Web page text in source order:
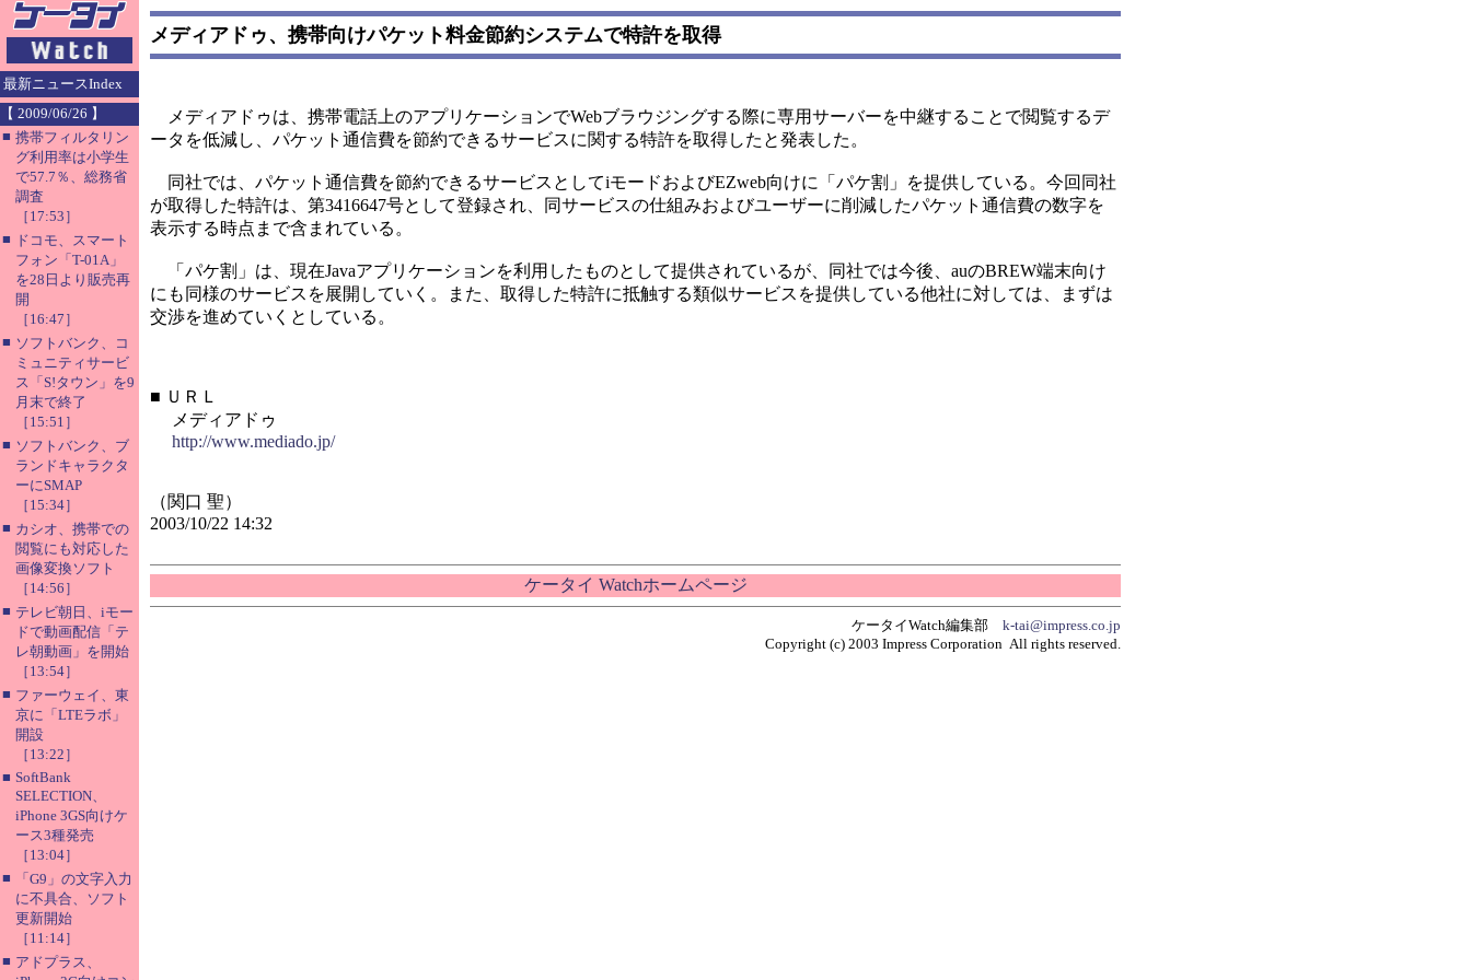
最新ニュースIndex
【 2009/06/26 】
■ 携帯フィルタリン
グ利用率は小学生
で57.7％、総務省
調査
［17:53］
■ ドコモ、スマート
フォン「T-01A」
を28日より販売再
開
［16:47］
■ ソフトバンク、コ
ミュニティサービ
ス「S!タウン」を9
月末で終了
［15:51］
■ ソフトバンク、ブ
ランドキャラクタ
ーにSMAP
［15:34］
■ カシオ、携帯での
閲覧にも対応した
画像変換ソフト
［14:56］
■ テレビ朝日、iモー
ドで動画配信「テ
レ朝動画」を開始
［13:54］
■ ファーウェイ、東
京に「LTEラボ」
開設
［13:22］
■ SoftBank
SELECTION、
iPhone 3GS向けケ
ース3種発売
［13:04］
■
「G9」の文字入力
に不具合、ソフト
更新開始
［11:14］
■ アドプラス、
メディアドゥ、携帯向けパケット料金節約システムで特許を取得
メディアドゥは、携帯電話上のアプリケーションでWebブラウジングする際に専用サーバーを中継することで閲覧するデ
ータを低減し、パケット通信費を節約できるサービスに関する特許を取得したと発表した。
同社では、パケット通信費を節約できるサービスとしてiモードおよびEZweb向けに「パケ割」を提供している。今回同社
が取得した特許は、第3416647号として登録され、同サービスの仕組みおよびユーザーに削減したパケット通信費の数字を
表示する時点まで含まれている。
「パケ割」は、現在Javaアプリケーションを利用したものとして提供されているが、同社では今後、auのBREW端末向け
にも同様のサービスを展開していく。また、取得した特許に抵触する類似サービスを提供している他社に対しては、まずは
交渉を進めていくとしている。
■ ＵＲＬ
メディアドゥ
http://www.mediado.jp/
（関口 聖）
2003/10/22 14:32
ケータイ Watchホームページ
ケータイWatch編集部 k-tai@impress.co.jp
Copyright (c) 2003 Impress Corporation All rights reserved.